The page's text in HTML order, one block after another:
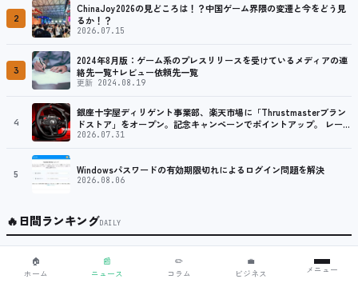
2
ChinaJoy2026の見どころは！？中国ゲーム界隈の変遷と今をどう見
るか！？
2026.07.15
3
2024年8月版：ゲーム系のプレスリリースを受けているメディアの連
絡先一覧+レビュー依頼先一覧
更新 2024.08.19
4
銀座十字屋ディリゲント事業部、楽天市場に「Thrustmasterブラン
ドストア」をオープン。記念キャンペーンでポイントアップ。 レーシ
ング／フライトシム向けコントローラーを中心に、幅広くラインナッ
2026.07.31
5 Windowsパスワードの有効期限切れによるログイン問題を解決
2026.08.06
🔥日間ランキングDAILY
2024年8月版：ゲーム系のプレスリリースを受けているメディアの連
絡先一覧+レビュー依頼先一覧
🏠
ホーム
📰
ニュース
✏️
コラム
💼
ビジネス
メニュー